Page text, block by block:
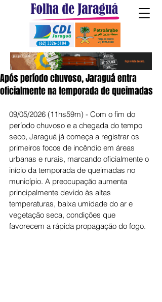
Após período chuvoso, Jaraguá entra
oficialmente na temporada de queimadas
09/05/2026 (11hs59m) - Com o fim do
período chuvoso e a chegada do tempo
seco, Jaraguá já começa a registrar os
primeiros focos de incêndio em áreas
urbanas e rurais, marcando oficialmente o
início da temporada de queimadas no
município. A preocupação aumenta
principalmente devido às altas
temperaturas, baixa umidade do ar e
vegetação seca, condições que
favorecem a rápida propagação do fogo.